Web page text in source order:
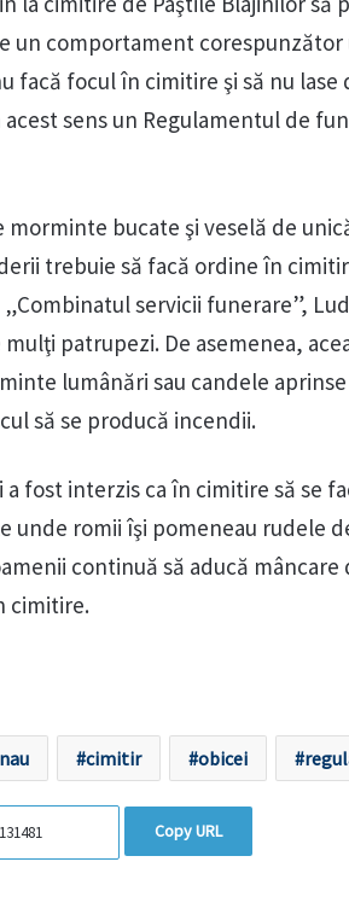
un comportament corespunzător
facă focul în cimitire şi să nu lase
sens un Regulamentul de
morminte bucate şi veselă de
trebuie să facă ordine în
servicii funerare”,
patrupezi. De asemenea,
lumânări sau candele
să se producă incendii.
a fost interzis ca în cimitire să se
unde romii îşi pomeneau rudele
continuă să aducă mâncare
cimitire.
cimitir obicei
Copy URL